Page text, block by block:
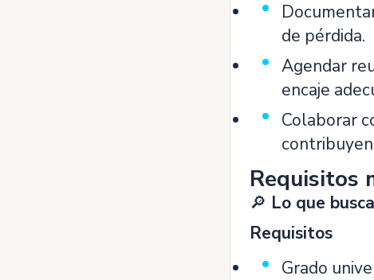
de pérdida.
Agendar
encaje
Colaborar
Requisitos
🔎 Lo que
Requisitos
Grado